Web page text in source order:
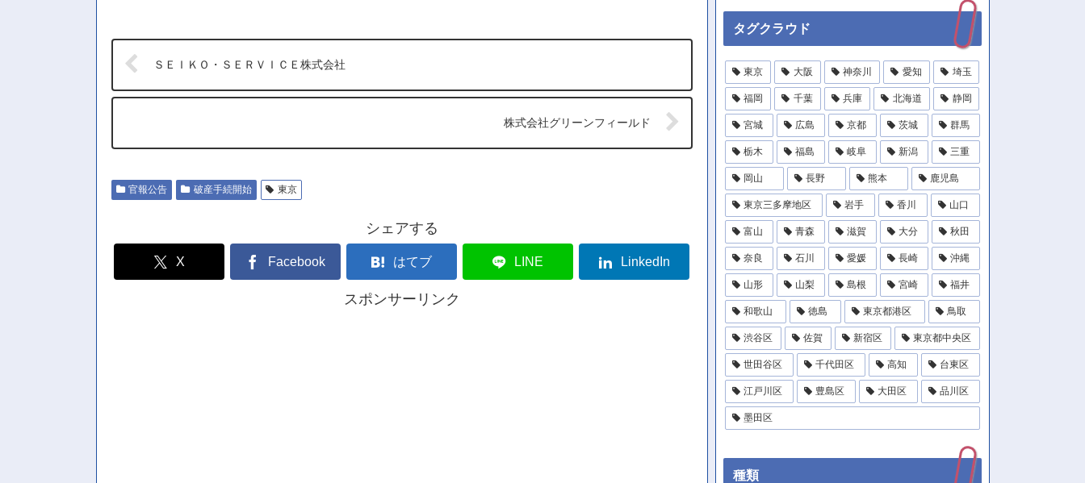
ＳＥＩＫＯ・ＳＥＲＶＩＣＥ株式会社
株式会社グリーンフィールド
官報公告 破産手続開始 東京
シェアする
X Facebook はてブ LINE LinkedIn
スポンサーリンク
タグクラウド
東京 大阪 神奈川 愛知 埼玉
福岡 千葉 兵庫 北海道 静岡
宮城 広島 京都 茨城 群馬
栃木 福島 岐阜 新潟 三重
岡山 長野 熊本 鹿児島
東京三多摩地区 岩手 香川 山口
富山 青森 滋賀 大分 秋田
奈良 石川 愛媛 長崎 沖縄
山形 山梨 島根 宮崎 福井
和歌山 徳島 東京都港区 鳥取
渋谷区 佐賀 新宿区 東京都中央区
世田谷区 千代田区 高知 台東区
江戸川区 豊島区 大田区 品川区
墨田区
種類